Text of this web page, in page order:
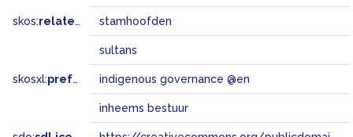
skos:related stamhoofden
sultans
skosxl:prefLabel indigenous governance @en
inheems bestuur